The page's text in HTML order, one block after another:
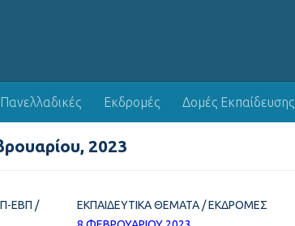
Πανελλαδικές Εκδρομές Δομές Εκπαίδευσης
2023
ΕΒΠ /
ΕΚΠΑΙΔΕΥΤΙΚΆ ΘΈΜΑΤΑ /ΕΚΔΡΟΜΈΣ